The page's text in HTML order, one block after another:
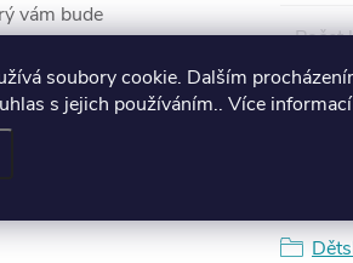
soubory cookie. Dalším
s jejich používáním.. Více informací
vám bude
Počet